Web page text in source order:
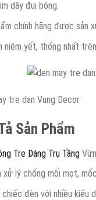
dây đui bóng.
chính hãng được sản
niêm yết, thống nhất
tre dan Vung Decor
Sản Phẩm
Tre Dáng Trụ Tầng
xử lý chống mối mọt,
chiếc đèn với nhiều kiểu